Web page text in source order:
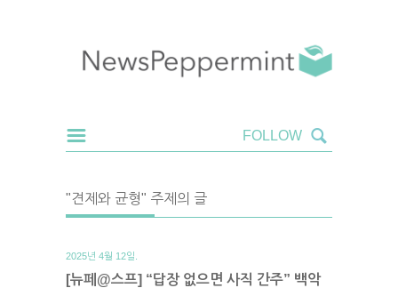
"견제와 균형" 주제의 글
2025년 4월 12일.
[뉴페@스프] “답장 없으면 사직 간주” 백악